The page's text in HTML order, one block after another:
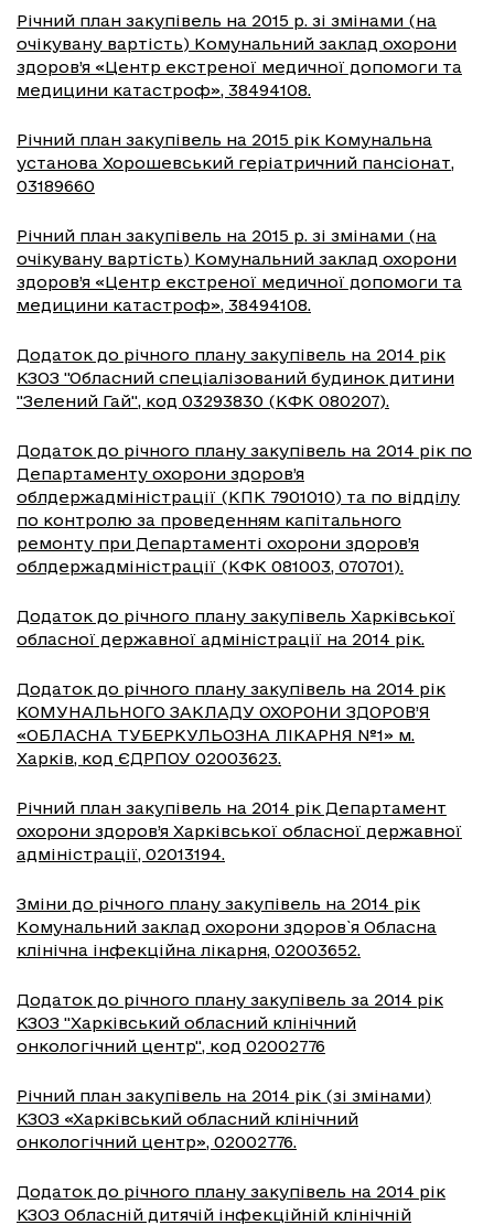
Річний план закупівель на 2015 р. зі змінами (на
очікувану вартість) Комунальний заклад охорони
здоров’я «Центр екстреної медичної допомоги та
медицини катастроф», 38494108.
Річний план закупівель на 2015 рік Комунальна
установа Хорошевський геріатричний пансіонат,
03189660
Річний план закупівель на 2015 р. зі змінами (на
очікувану вартість) Комунальний заклад охорони
здоров’я «Центр екстреної медичної допомоги та
медицини катастроф», 38494108.
Додаток до річного плану закупівель на 2014 рік
КЗОЗ "Обласний спеціалізований будинок дитини
"Зелений Гай", код 03293830 (КФК 080207).
Додаток до річного плану закупівель на 2014 рік по
Департаменту охорони здоров’я
облдержадміністрації (КПК 7901010) та по відділу
по контролю за проведенням капітального
ремонту при Департаменті охорони здоров’я
облдержадміністрації (КФК 081003, 070701).
Додаток до річного плану закупівель Харківської
обласної державної адміністрації на 2014 рік.
Додаток до річного плану закупівель на 2014 рік
КОМУНАЛЬНОГО ЗАКЛАДУ ОХОРОНИ ЗДОРОВ’Я
«ОБЛАСНА ТУБЕРКУЛЬОЗНА ЛІКАРНЯ №1» м.
Харків, код ЄДРПОУ 02003623.
Річний план закупівель на 2014 рік Департамент
охорони здоров’я Харківської обласної державної
адміністрації, 02013194.
Зміни до річного плану закупівель на 2014 рік
Комунальний заклад охорони здоров`я Обласна
клінічна інфекційна лікарня, 02003652.
Додаток до річного плану закупівель за 2014 рік
КЗОЗ "Харківський обласний клінічний
онкологічний центр", код 02002776
Річний план закупівель на 2014 рік (зі змінами)
КЗОЗ «Харківський обласний клінічний
онкологічний центр», 02002776.
Додаток до річного плану закупівель на 2014 рік
КЗОЗ Обласній дитячій інфекційній клінічній